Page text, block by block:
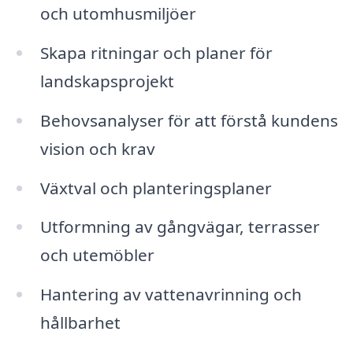
och utomhusmiljöer
Skapa ritningar och planer för
landskapsprojekt
Behovsanalyser för att förstå kundens
vision och krav
Växtval och planteringsplaner
Utformning av gångvägar, terrasser
och utemöbler
Hantering av vattenavrinning och
hållbarhet